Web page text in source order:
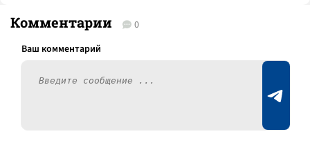
Комментарии 0